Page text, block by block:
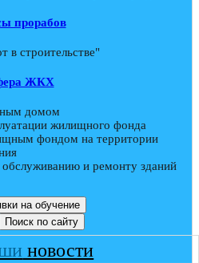
прорабов
в строительстве"
ЖКХ
домом
жилищного фонда
фондом на территории
и ремонту зданий
Заявки на обучение
Поиск по сайту
новости